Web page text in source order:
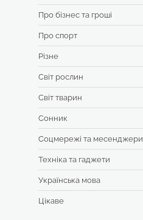
Про бізнес та гроші
Про спорт
Різне
Світ рослин
Світ тварин
Сонник
Соцмережі та месенджери
Техніка та гаджети
Українська мова
Цікаве